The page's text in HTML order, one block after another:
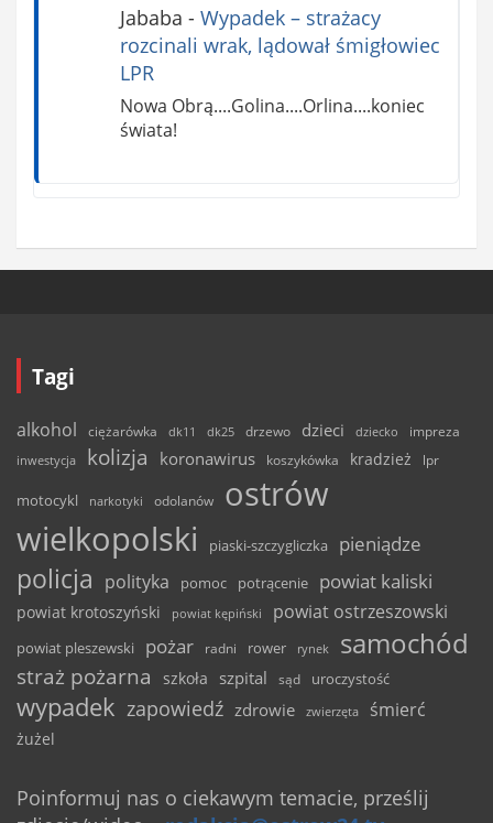
Jababa - Wypadek – strażacy
rozcinali wrak, lądował śmigłowiec
LPR
Nowa Obrą....Golina....Orlina....koniec
świata!
Tagi
alkohol ciężarówka dk11 dk25 drzewo dzieci dziecko
impreza
inwestycja
kolizja koronawirus koszykówka kradzież lpr
motocykl narkotyki odolanów
ostrów
wielkopolski
piaski-szczygliczka pieniądze
policja polityka pomoc potrącenie powiat kaliski
powiat krotoszyński powiat kępiński powiat ostrzeszowski
powiat pleszewski pożar radni rower rynek samochód
straż pożarna szkoła szpital sąd uroczystość
wypadek zapowiedź zdrowie zwierzęta śmierć
żużel
Poinformuj nas o ciekawym temacie, prześlij